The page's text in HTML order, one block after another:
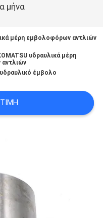
μήνα
μέρη εμβολοφόρων αντλιών
υδραυλικά μέρη
έμβολο